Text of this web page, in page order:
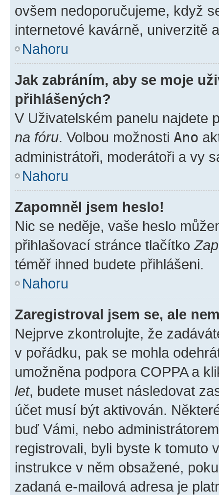
ovšem nedoporučujeme, když
internetové kavárně, univerzitě
Nahoru
Jak zabráním, aby se moje
přihlášených?
V Uživatelském panelu najdete
na fóru. Volbou možnosti Ano
administrátoři, moderátoři a vy
Nahoru
Zapomněl jsem heslo!
Nic se neděje, vaše heslo
přihlašovací stránce tlačítko
téměř ihned budete přihlášeni.
Nahoru
Zaregistroval jsem se, ale
Nejprve zkontrolujte, že
v pořádku, pak se mohla
umožněna podpora COPPA a
let, budete muset následovat
účet musí být aktivován.
buď Vámi, nebo
registrovali, byli byste k tomuto
instrukce v něm obsažené,
zadaná e-mailová adresa je